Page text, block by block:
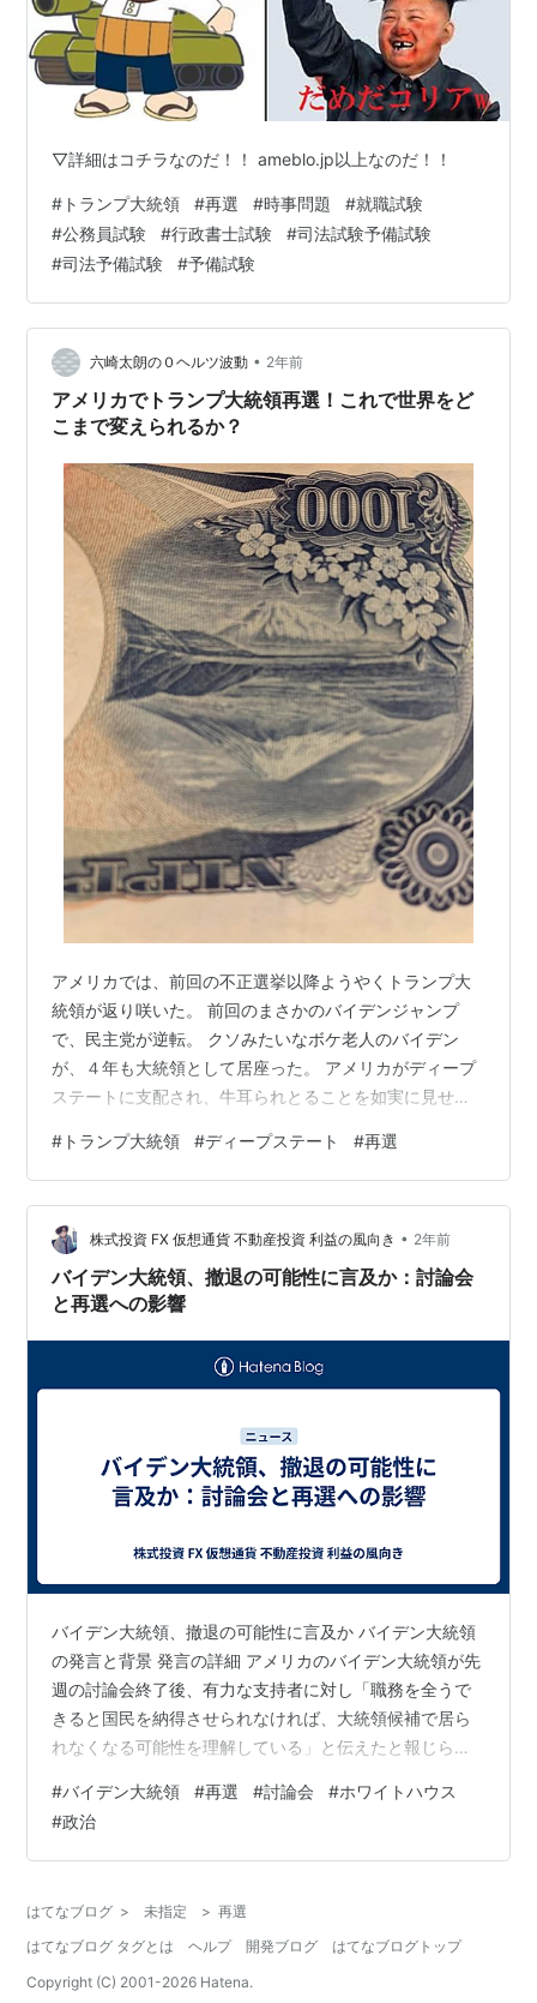
▽詳細はコチラなのだ！！ ameblo.jp以上なのだ！！
# トランプ大統領 #再選 #時事問題 #就職試験
#公務員試験 #行政書士試験 #司法試験予備試験
#司法予備試験 #予備試験
六崎太朗の０ヘルツ波動 • 2年前
アメリカでトランプ大統領再選！これで世界をど
こまで変えられるか？
アメリカでは、前回の不正選挙以降ようやくトランプ大
統領が返り咲いた。 前回のまさかのバイデンジャンプ
で、民主党が逆転。 クソみたいなボケ老人のバイデン
が、４年も大統領として居座った。 アメリカがディープ
ステートに支配され、牛耳られとることを如実に見せつ
るとは、ディープステートも相当な力を持っとるいうこ
とよね。 これから、トランプ大統領によるディープステ
ート殲滅作戦が開始される。 果たして、その勢力を倒せ
るんじゃろうか？ 心配なのは、狙撃されて命を奪われる
ことなんよ。 当選してまずはめでたいものの、今後はそ
の任期中に暗殺されんかどうかを見とかに…
# トランプ大統領 #ディープステート #再選
株式投資 FX 仮想通貨 不動産投資 利益の風向き • 2年前
バイデン大統領、撤退の可能性に言及か：討論会
と再選への影響
バイデン大統領、撤退の可能性に言及か バイデン大統領
の発言と背景 発言の詳細 アメリカのバイデン大統領が先
週の討論会終了後、有力な支持者に対し「職務を全うで
きると国民を納得させられなければ、大統領候補で居ら
れなくなる可能性を理解している」と伝えたと報じられ
についての懸念を示唆したものとして受け取られていま
す。 支持者の見解 バイデン大統領の支持者は、彼が引き
続き再選に向けて取り組んでいると強調しています。し
ば、候補から外れるとバイデン大統領は知っている」と
述べ、討論会でのパフォーマンスが再選に大…
#バイデン大統領 #再選 #討論会 #ホワイトハウス
#政治
はてなブログ > 未指定 > 再選
はてなブログ タグとは
ヘルプ 開発ブログ
はてなブログトップ
Copyright (C) 2001-2026 Hatena.